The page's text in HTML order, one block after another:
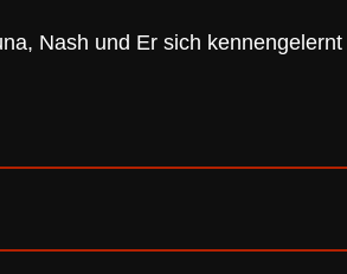
Nash und Er sich kennengelernt